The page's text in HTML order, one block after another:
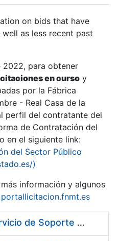
on bids that have
as less recent past
para obtener
en curso y
por la Fábrica
- Real Casa de la
perfil del contratante del
de Contratación del
en el siguiente link:
del Sector Público
)
información y algunos
portallicitacion.fnmt.es
Contratación del Servicio de Soporte de Sistemas BMC